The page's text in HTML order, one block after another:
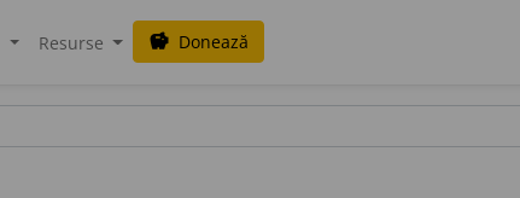
Resurse savings Donează